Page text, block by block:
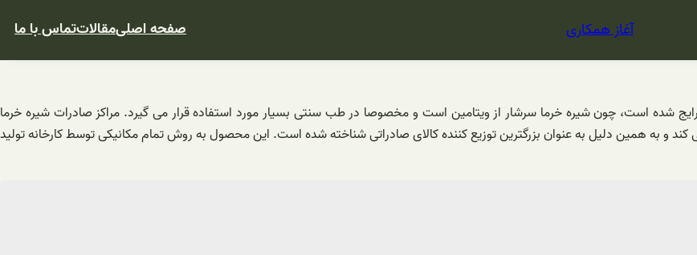
آغاز همکاری صفحه اصلیمقالاتتماس با ما
شده است، چون شیره خرما سرشار از ویتامین است و مخصوصا در طب سنتی بسیار مورد استفاده قرار می گیرد. مراکز صادرات شیره خرما
کند و به همین دلیل به عنوان بزرگترین توزیع کننده کالای صادراتی شناخته شده است. این محصول به روش تمام مکانیکی توسط کارخانه تولید